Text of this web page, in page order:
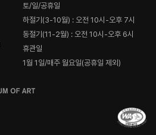
토/일/공휴일
하절기(3-10월) : 오전 10시-오후 7시
동절기(11-2월) : 오전 10시-오후 6시
휴관일
1월 1일/매주 월요일(공휴일 제외)